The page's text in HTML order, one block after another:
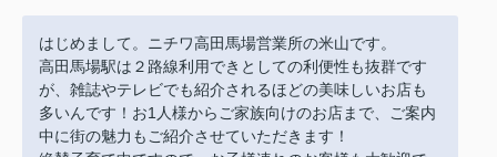
はじめまして。ニチワ高田馬場営業所の米山です。
高田馬場駅は２路線利用できとしての利便性も抜群です
が、雑誌やテレビでも紹介されるほどの美味しいお店も
多いんです！お1人様からご家族向けのお店まで、ご案内
中に街の魅力もご紹介させていただきます！